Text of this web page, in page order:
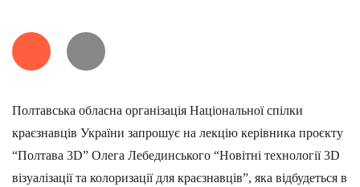
Полтавська обласна організація Національної спілки
краєзнавців України запрошує на лекцію керівника проєкту
“Полтава 3D” Олега Лебединського “Новітні технології 3D
візуалізації та колоризації для краєзнавців”, яка відбудеться в